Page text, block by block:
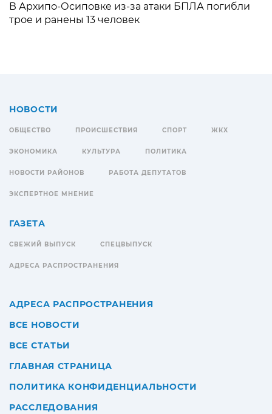
В Архипо-Осиповке из-за атаки БПЛА погибли
трое и ранены 13 человек
НОВОСТИ
ОБЩЕСТВО ПРОИСШЕСТВИЯ СПОРТ ЖКХ
ЭКОНОМИКА КУЛЬТУРА ПОЛИТИКА
НОВОСТИ РАЙОНОВ РАБОТА ДЕПУТАТОВ
ЭКСПЕРТНОЕ МНЕНИЕ
ГАЗЕТА
СВЕЖИЙ ВЫПУСК СПЕЦВЫПУСК
АДРЕСА РАСПРОСТРАНЕНИЯ
АДРЕСА РАСПРОСТРАНЕНИЯ
ВСЕ НОВОСТИ
ВСЕ СТАТЬИ
ГЛАВНАЯ СТРАНИЦА
ПОЛИТИКА КОНФИДЕНЦИАЛЬНОСТИ
РАССЛЕДОВАНИЯ